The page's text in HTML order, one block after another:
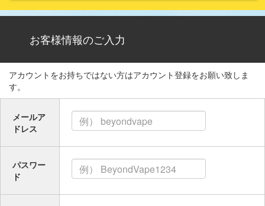
お客様情報のご入力
アカウントをお持ちではない方はアカウント登録をお願い致しま
す。
メールア
ドレス
パスワー
ド